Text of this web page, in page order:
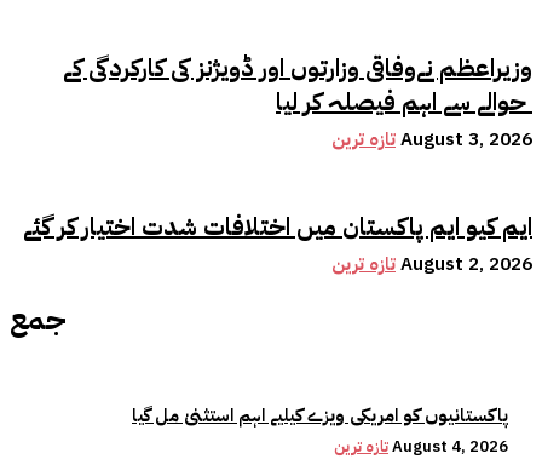
وزیراعظم نےوفاقی وزارتوں اور ڈویژنز کی کارکردگی کے
حوالے سے اہم فیصلہ کر لیا
تازہ ترینAugust 3, 2026
ایم کیو ایم پاکستان میں اختلافات شدت اختیار کر گئے
تازہ ترینAugust 2, 2026
جمع
پاکستانیوں کو امریکی ویزے کیلیے اہم استثنیٰ مل گیا
تازہ ترینAugust 4, 2026